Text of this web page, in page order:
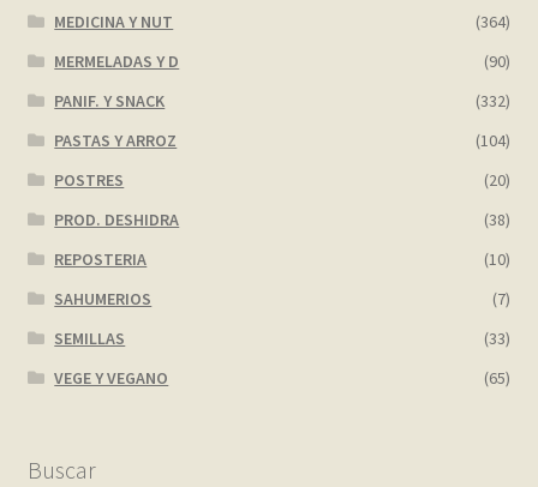
MEDICINA Y NUT
(364)
MERMELADAS Y D
(90)
PANIF. Y SNACK
(332)
PASTAS Y ARROZ
(104)
POSTRES
(20)
PROD. DESHIDRA
(38)
REPOSTERIA
(10)
SAHUMERIOS
(7)
SEMILLAS
(33)
VEGE Y VEGANO
(65)
Buscar